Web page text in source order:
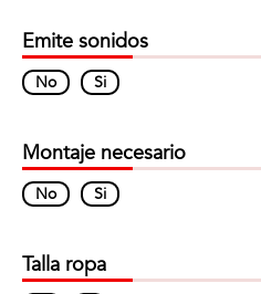
Emite sonidos
No Si
Montaje necesario
No Si
Talla ropa